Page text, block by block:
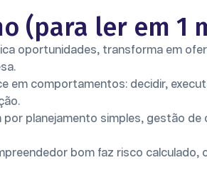
(para ler em 1
oportunidades, transforma em
em comportamentos: decidir,
planejamento simples, gestão de
bom faz risco